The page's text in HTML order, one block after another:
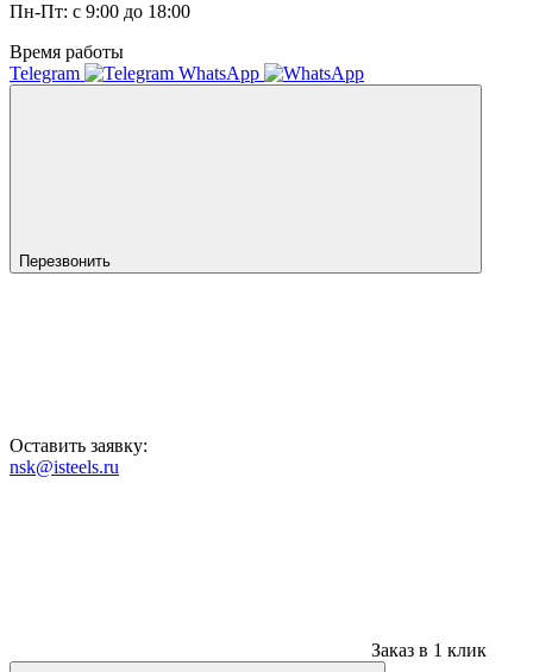
Пн-Пт: с 9:00 до 18:00
Время работы
Telegram
WhatsApp
Перезвонить
Оставить заявку:
nsk@isteels.ru
Заказ в 1 клик